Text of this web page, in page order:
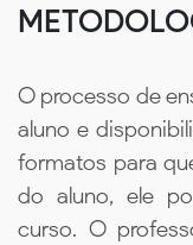
O processo de
aluno e
formatos para
do aluno, ele
curso. O